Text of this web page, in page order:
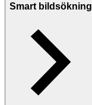
Smart bildsökning